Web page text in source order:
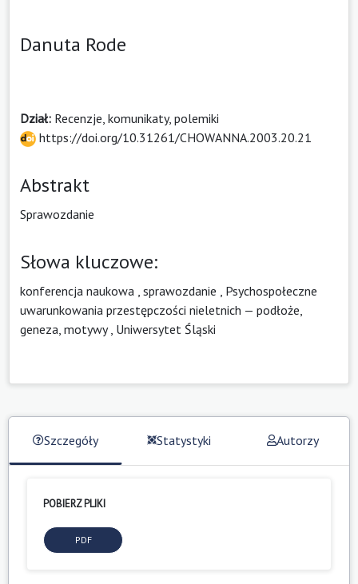
Danuta Rode
Dział: Recenzje, komunikaty, polemiki
https://doi.org/10.31261/CHOWANNA.2003.20.21
Abstrakt
Sprawozdanie
Słowa kluczowe:
konferencja naukowa sprawozdanie
Psychospołeczne
uwarunkowania przestępczości nieletnich — podłoże,
geneza, motywy, Uniwersytet Śląski
Szczegóły Statystyki Autorzy
POBIERZ PLIKI
PDF